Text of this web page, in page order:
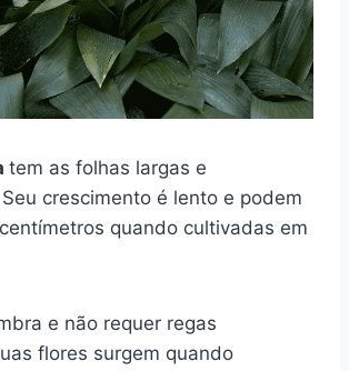
tem as folhas largas e
crescimento é lento e podem
quando cultivadas em
e não requer regas
flores surgem quando